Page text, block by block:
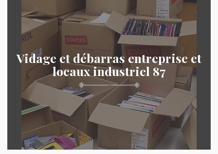
Vidage et débarras entreprise et
locaux industriel 87